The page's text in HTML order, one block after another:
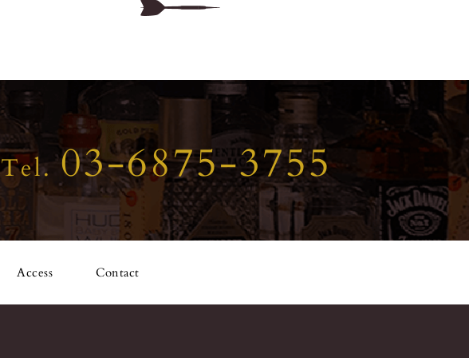
Tel.03-6875-3755
Access Contact